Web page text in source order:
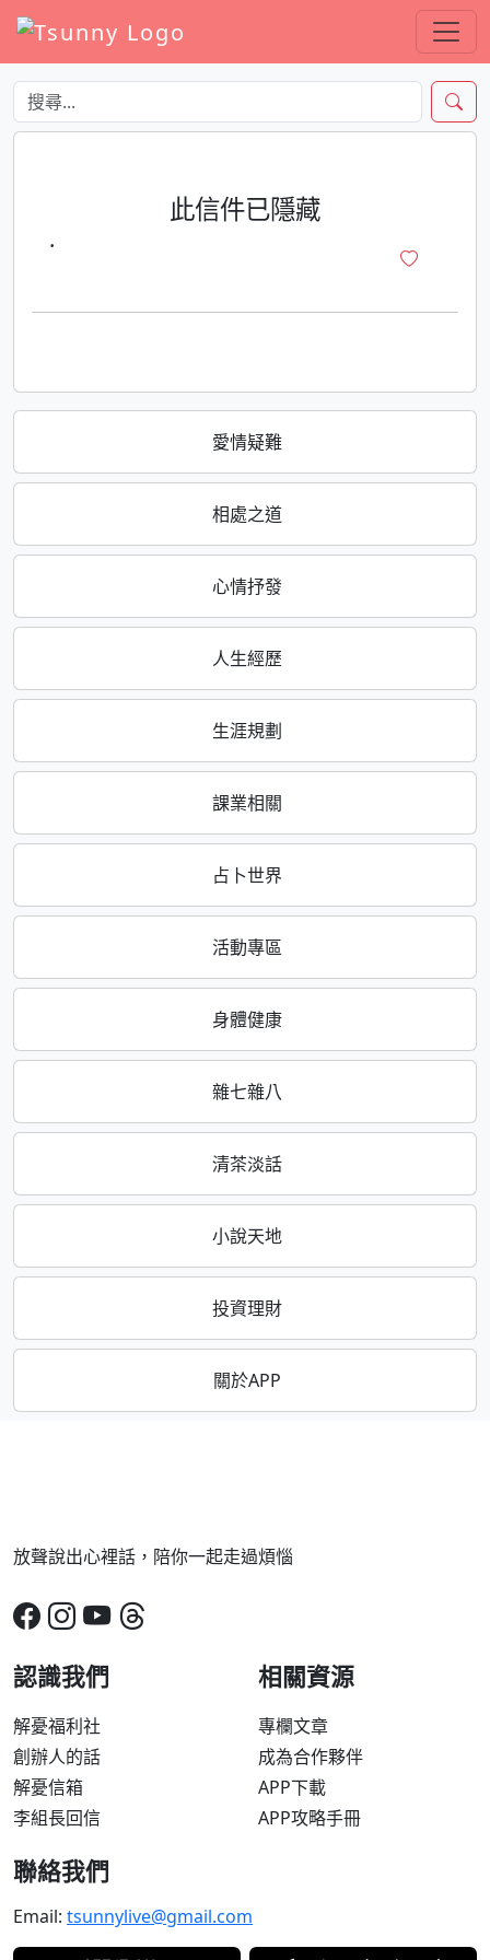
愛情疑難
相處之道
心情抒發
人生經歷
生涯規劃
課業相關
占卜世界
活動專區
身體健康
雜七雜八
清茶淡話
小說天地
投資理財
關於APP
此信件已隱藏
·
放聲說出心裡話，陪你一起走過煩惱
認識我們
解憂福利社
創辦人的話
解憂信箱
李組長回信
相關資源
專欄文章
成為合作夥伴
APP下載
APP攻略手冊
聯絡我們
Email: tsunnylive@gmail.com